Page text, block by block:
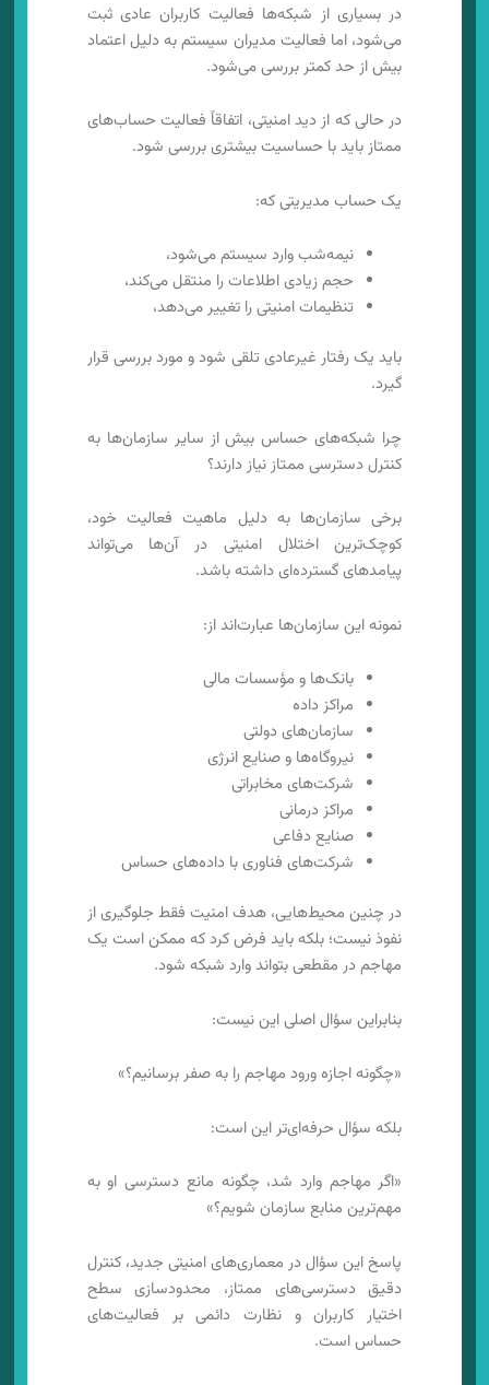
در بسیاری از شبکه‌ها فعالیت کاربران عادی ثبت
می‌شود، اما فعالیت مدیران سیستم به دلیل اعتماد
بیش از حد کمتر بررسی می‌شود.
در حالی که از دید امنیتی، اتفاقاً فعالیت حساب‌های
ممتاز باید با حساسیت بیشتری بررسی شود.
یک حساب مدیریتی که:
نیمه‌شب وارد سیستم می‌شود،
حجم زیادی اطلاعات را منتقل می‌کند،
تنظیمات امنیتی را تغییر می‌دهد،
باید یک رفتار غیرعادی تلقی شود و مورد بررسی قرار
گیرد.
چرا شبکه‌های حساس بیش از سایر سازمان‌ها به
کنترل دسترسی ممتاز نیاز دارند؟
برخی سازمان‌ها به دلیل ماهیت فعالیت خود،
کوچک‌ترین اختلال امنیتی در آن‌ها می‌تواند
پیامدهای گسترده‌ای داشته باشد.
نمونه این سازمان‌ها عبارت‌اند از:
بانک‌ها و مؤسسات مالی
مراکز داده
سازمان‌های دولتی
نیروگاه‌ها و صنایع انرژی
شرکت‌های مخابراتی
مراکز درمانی
صنایع دفاعی
شرکت‌های فناوری با داده‌های حساس
در چنین محیط‌هایی، هدف امنیت فقط جلوگیری از
نفوذ نیست؛ بلکه باید فرض کرد که ممکن است یک
مهاجم در مقطعی بتواند وارد شبکه شود.
بنابراین سؤال اصلی این نیست:
«چگونه اجازه ورود مهاجم را به صفر برسانیم؟»
بلکه سؤال حرفه‌ای‌تر این است:
«اگر مهاجم وارد شد، چگونه مانع دسترسی او به
مهم‌ترین منابع سازمان شویم؟»
پاسخ این سؤال در معماری‌های امنیتی جدید، کنترل
دقیق دسترسی‌های ممتاز، محدودسازی سطح
اختیار کاربران و نظارت دائمی بر فعالیت‌های
حساس است.